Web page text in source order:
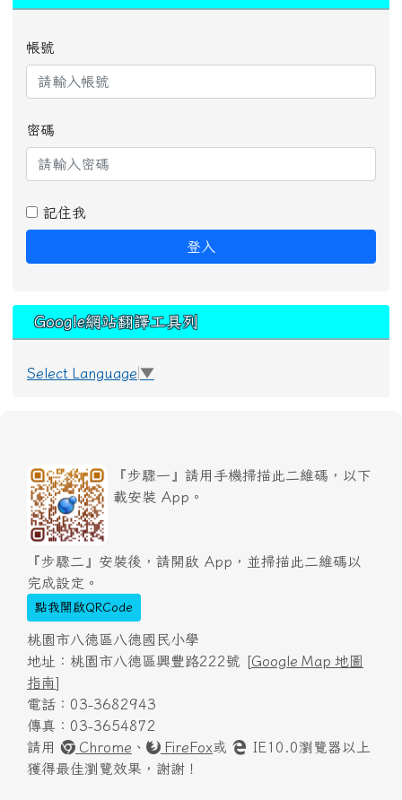
帳號
密碼
記住我
登入
Google網站翻譯工具列
Select Language ▼
『步驟一』請用手機掃描此二維碼，以下
載安裝 App。
『步驟二』安裝後，請開啟 App，並掃描此二維碼以
完成設定。
點我開啟QRCode
桃園市八德區八德國民小學
地址：桃園市八德區興豐路222號 [Google Map 地圖
指南]
電話：03-3682943
傳真：03-3654872
請用
Chrome 、 FireFox或
IE10.0瀏覽器以上
獲得最佳瀏覽效果，謝謝！